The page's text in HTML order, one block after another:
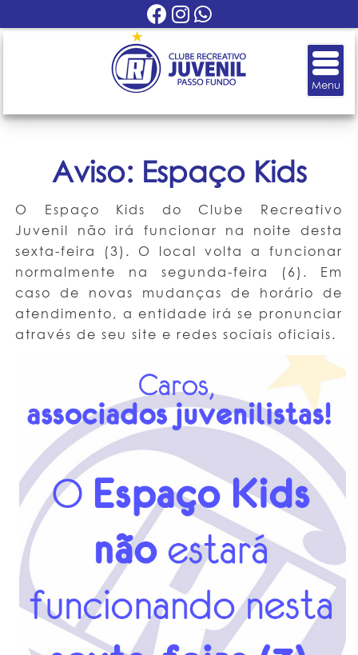
Aviso: Espaço Kids
O Espaço Kids do Clube Recreativo
Juvenil não irá funcionar na noite desta
sexta-feira (3). O local volta a funcionar
normalmente na segunda-feira (6). Em
caso de novas mudanças de horário de
atendimento, a entidade irá se pronunciar
através de seu site e redes sociais oficiais.